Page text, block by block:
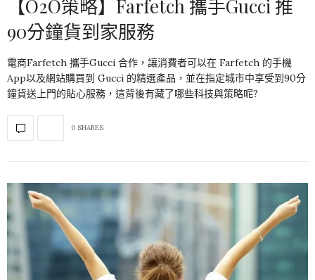
【O2O策略】Farfetch 攜手Gucci 推
90分鐘貨到家服務
電商Farfetch 攜手Gucci 合作，讓消費者可以在 Farfetch 的手機
App以及網站購買到 Gucci 的精選產品，並在指定城市中享受到90分
鐘貨送上門的貼心服務，這背後有藏了哪些科技與策略呢?
0 SHARES